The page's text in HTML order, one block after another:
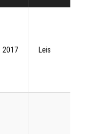
2017 Leis